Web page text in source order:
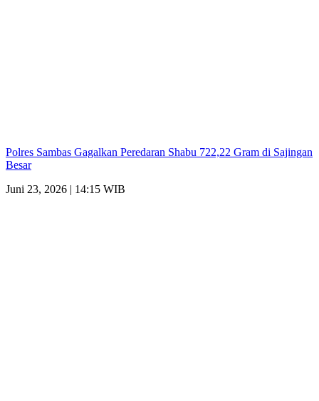
Polres Sambas Gagalkan Peredaran Shabu 722,22 Gram di Sajingan
Besar
Juni 23, 2026 | 14:15 WIB